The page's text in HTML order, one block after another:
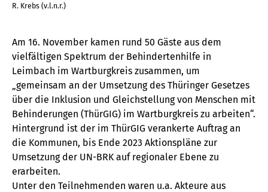
R. Krebs (v.l.n.r.)
Am 16. November kamen rund 50 Gäste aus dem
vielfältigen Spektrum der Behindertenhilfe in
Leimbach im Wartburgkreis zusammen, um
„gemeinsam an der Umsetzung des Thüringer Gesetzes
über die Inklusion und Gleichstellung von Menschen mit
Behinderungen (ThürGIG) im Wartburgkreis zu arbeiten“.
Hintergrund ist der im ThürGIG verankerte Auftrag an
die Kommunen, bis Ende 2023 Aktionspläne zur
Umsetzung der UN-BRK auf regionaler Ebene zu
erarbeiten.
Unter den Teilnehmenden waren u.a. Akteure aus